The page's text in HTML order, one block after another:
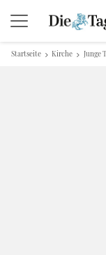
Startseite Kirche Junge